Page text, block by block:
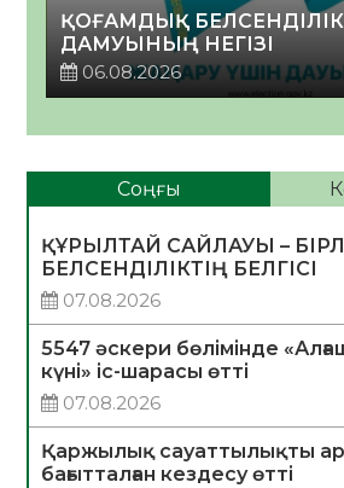
ҚОҒАМДЫҚ БЕЛСЕНДІЛІК
ДАМУЫНЫҢ НЕГІЗІ
06.08.2026
Соңғы
ҚҰРЫЛТАЙ САЙЛАУЫ –
БЕЛСЕНДІЛІКТІҢ БЕЛГІСІ
07.08.2026
5547 әскери бөлімінде
күні» іс-шарасы өтті
07.08.2026
Қаржылық сауаттылықты
бағытталған кездесу өтті